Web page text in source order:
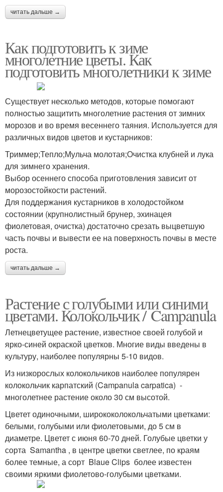
читать дальше →
Как подготовить к зиме
многолетние цветы. Как
подготовить многолетники к зиме
Существует несколько методов, которые помогают
полностью защитить многолетние растения от зимних
морозов и во время весеннего таяния. Используется для
различных видов цветов и кустарников:
Триммер;Тепло;Мульча молотая;Очистка клубней и лука
для зимнего хранения.
Выбор осеннего способа приготовления зависит от
морозостойкости растений.
Для поддержания кустарников в холодостойком
состоянии (крупнолистный брунер, эхинацея
фиолетовая, очистка) достаточно срезать выцветшую
часть почвы и вывести ее на поверхность почвы в месте
роста.
читать дальше →
Растение с голубыми или синими
цветами. Колокольчик / Campanula
Летнецветущее растение, известное своей голубой и
ярко-синей окраской цветков. Многие виды введены в
культуру, наиболее популярны 5-10 видов.
Из низкорослых колокольчиков наиболее популярен
колокольчик карпатский (Campanula carpatica) -
многолетнее растение около 30 см высотой.
Цветет одиночными, ширококолокольчатыми цветками:
белыми, голубыми или фиолетовыми, до 5 см в
диаметре. Цветет с июня 60-70 дней. Голубые цветки у
сорта Samantha , в центре цветки светлее, по краям
более темные, а сорт Blaue Clips более известен
своими яркими фиолетово-голубыми цветками.